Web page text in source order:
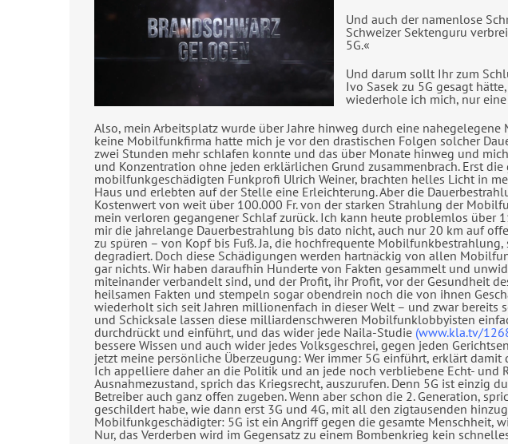
Und auch der namenlose
Schweizer Sektenguru
5G.«
Und darum sollt Ihr zum
Ivo Sasek zu 5G gesagt
wiederhole ich mich, nur
Also, mein Arbeitsplatz wurde über Jahre hinweg durch eine
keine Mobilfunkfirma hatte mich je vor den drastischen Folgen solcher
zwei Stunden mehr schlafen konnte und das über Monate hinweg und
und Konzentration ohne jeden erklärlichen Grund zusammenbrach. Erst
mobilfunkgeschädigten Funkprofi Ulrich Weiner, brachten helles Licht in
Haus und erlebten auf der Stelle eine Erleichterung. Aber die
Kostenwert von weit über 100.000 Fr. von der starken Strahlung der
mein verloren gegangener Schlaf zurück. Ich kann heute problemlos über
mir die jahrelange Dauerbestrahlung bis dato nicht, auch nur 20 km auf
zu spüren – von Kopf bis Fuß. Ja, die hochfrequente
degradiert. Doch diese Schädigungen werden hartnäckig von allen
gar nichts. Wir haben daraufhin Hunderte von Fakten gesammelt und
miteinander verbandelt sind, und der Profit, ihr Profit, vor der Gesundheit
heilsamen Fakten und stempeln sogar obendrein noch die von ihnen
wiederholt sich seit Jahren millionenfach in dieser Welt – und zwar
und Schicksale lassen diese milliardenschweren Mobilfunklobbyisten
durchdrückt und einführt, und das wider jede Naila-Studie (www.kla.tv/
bessere Wissen und auch wider jedes Volksgeschrei, gegen jeden
jetzt meine persönliche Überzeugung: Wer immer 5G einführt, erklärt
Ich appelliere daher an die Politik und an jede noch verbliebene Echt-
Ausnahmezustand, sprich das Kriegsrecht, auszurufen. Denn 5G ist einzig
Betreiber auch ganz offen zugeben. Wenn aber schon die 2. Generation,
geschildert habe, wie dann erst 3G und 4G, mit all den zigtausenden
Mobilfunkgeschädigter: 5G ist ein Angriff gegen die gesamte Menschheit,
Nur, das Verderben wird im Gegensatz zu einem Bombenkrieg kein